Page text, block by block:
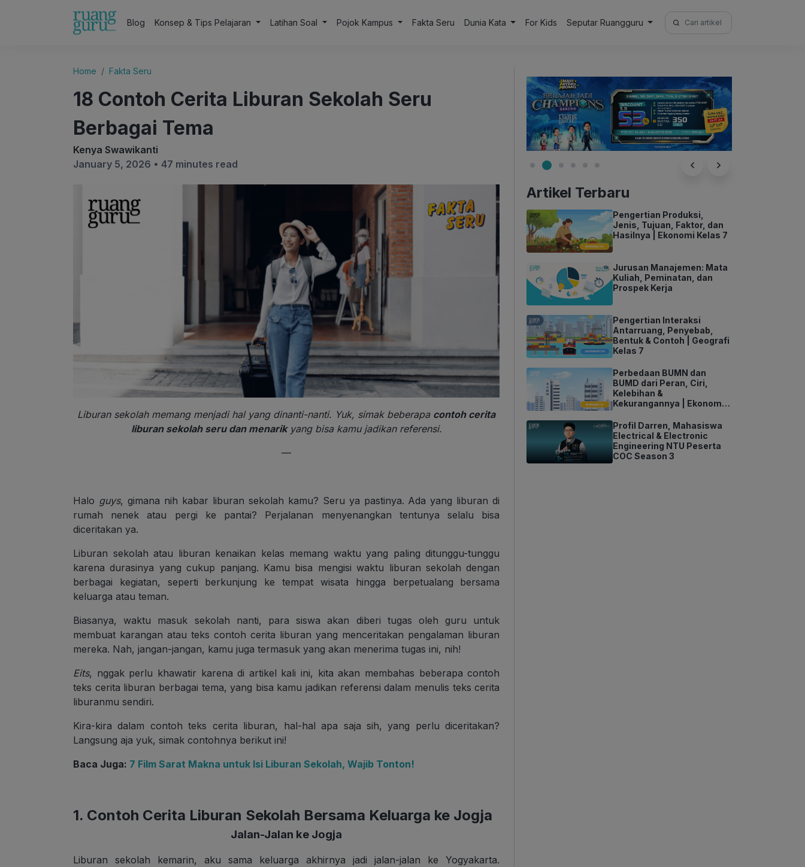
Blog Konsep & Tips Pelajaran Latihan Soal Pojok Kampus Fakta Seru Dunia Kata For Kids Seputar Ruangguru
Search
for:
Home Fakta Seru
18 Contoh Cerita Liburan Sekolah Seru
Berbagai Tema
Kenya Swawikanti
January 5, 2026 • 47 minutes read
Liburan sekolah memang menjadi hal yang dinanti-nanti. Yuk, simak beberapa contoh cerita
liburan sekolah seru dan menarikyang bisa kamu jadikan referensi.
—
Halo guys, gimana nih kabar liburan sekolah kamu? Seru ya pastinya. Ada yang liburan di
rumah nenek atau pergi ke pantai? Perjalanan menyenangkan tentunya selalu bisa
diceritakan ya.
Liburan sekolah atau liburan kenaikan kelas memang waktu yang paling ditunggu-tunggu
karena durasinya yang cukup panjang. Kamu bisa mengisi waktu liburan sekolah dengan
berbagai kegiatan, seperti berkunjung ke tempat wisata hingga berpetualang bersama
keluarga atau teman.
Biasanya, waktu masuk sekolah nanti, para siswa akan diberi tugas oleh guru untuk
membuat karangan atau teks contoh cerita liburan yang menceritakan pengalaman liburan
mereka. Nah, jangan-jangan, kamu juga termasuk yang akan menerima tugas ini, nih!
Eits, nggak perlu khawatir karena di artikel kali ini, kita akan membahas beberapa contoh
teks cerita liburan berbagai tema, yang bisa kamu jadikan referensi dalam menulis teks cerita
liburanmu sendiri.
Kira-kira dalam contoh teks cerita liburan, hal-hal apa saja sih, yang perlu diceritakan?
Langsung aja yuk, simak contohnya berikut ini!
Baca Juga: 7 Film Sarat Makna untuk Isi Liburan Sekolah, Wajib Tonton!
1. Contoh Cerita Liburan Sekolah Bersama Keluarga ke Jogja
Jalan-Jalan ke Jogja
Liburan sekolah kemarin, aku sama keluarga akhirnya jadi jalan-jalan ke Yogyakarta.
Artikel Terbaru
Pengertian Produksi,
Jenis, Tujuan, Faktor, dan
Hasilnya | Ekonomi Kelas 7
Jurusan Manajemen: Mata
Kuliah, Peminatan, dan
Prospek Kerja
Pengertian Interaksi
Antarruang, Penyebab,
Bentuk & Contoh | Geografi
Kelas 7
Perbedaan BUMN dan
BUMD dari Peran, Ciri,
Kelebihan &
Kekurangannya | Ekonomi
Profil Darren, Mahasiswa
Electrical & Electronic
Engineering NTU Peserta
COC Season 3